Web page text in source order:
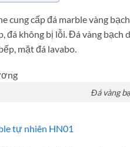
cung cấp đá marble vàng
đá không bị lỗi. Đá vàng
mặt đá lavabo.
Đá vàng
tự nhiên HN01